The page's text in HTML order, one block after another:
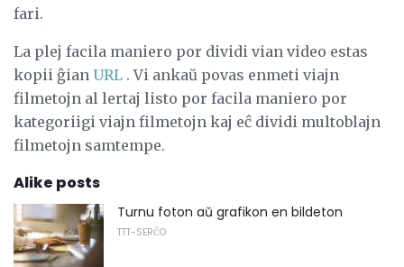
fari.
La plej facila maniero por dividi vian video estas
kopii ĝian URL . Vi ankaŭ povas enmeti viajn
filmetojn al lertaj listo por facila maniero por
kategoriigi viajn filmetojn kaj eĉ dividi multoblajn
filmetojn samtempe.
Alike posts
Turnu foton aŭ grafikon en bildeton
TTT-SERĈO